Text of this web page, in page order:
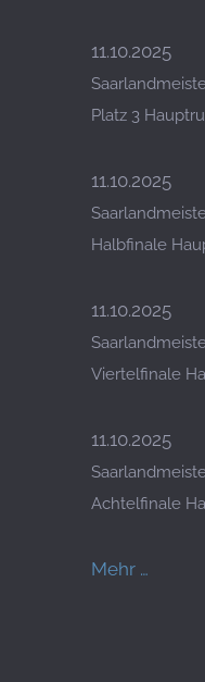
11.10.2025
Platz 3
11.10.2025
Halbfinale
11.10.2025
Viertelfinale
11.10.2025
Achtelfinale
Mehr …